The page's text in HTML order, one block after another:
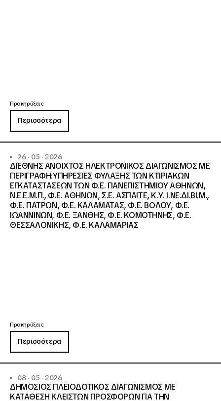
Προκηρύξεις
Περισσότερα
26 · 05 · 2026
ΔΙΕΘΝΗΣ ΑΝΟΙΧΤΟΣ ΗΛΕΚΤΡΟΝΙΚΟΣ ΔΙΑΓΩΝΙΣΜΟΣ ΜΕ
ΠΕΡΙΓΡΑΦΗ:ΥΠΗΡΕΣΙΕΣ ΦΥΛΑΞΗΣ ΤΩΝ ΚΤΙΡΙΑΚΩΝ
ΕΓΚΑΤΑΣΤΑΣΕΩΝ ΤΩΝ Φ.Ε. ΠΑΝΕΠΙΣΤΗΜΙΟΥ ΑΘΗΝΩΝ,
Ν.Ε.Ε.Μ.Π., Φ.Ε. ΑΘΗΝΩΝ, Σ.Ε. ΑΣΠΑΙΤΕ, Κ.Υ. Ι.ΝΕ.ΔΙ.ΒΙ.Μ.,
Φ.Ε. ΠΑΤΡΩΝ, Φ.Ε. ΚΑΛΑΜΑΤΑΣ, Φ.Ε. ΒΟΛΟΥ, Φ.Ε.
ΙΩΑΝΝΙΝΩΝ, Φ.Ε. ΞΑΝΘΗΣ, Φ.Ε. ΚΟΜΟΤΗΝΗΣ, Φ.Ε.
ΘΕΣΣΑΛΟΝΙΚΗΣ, Φ.Ε. ΚΑΛΑΜΑΡΙΑΣ
Προκηρύξεις
Περισσότερα
08 · 05 · 2026
ΔΗΜΟΣΙΟΣ ΠΛΕΙΟΔΟΤΙΚΟΣ ΔΙΑΓΩΝΙΣΜΟΣ ΜΕ
ΚΑΤΑΘΕΣΗ ΚΛΕΙΣΤΩΝ ΠΡΟΣΦΟΡΩΝ ΓΙΑ ΤΗΝ